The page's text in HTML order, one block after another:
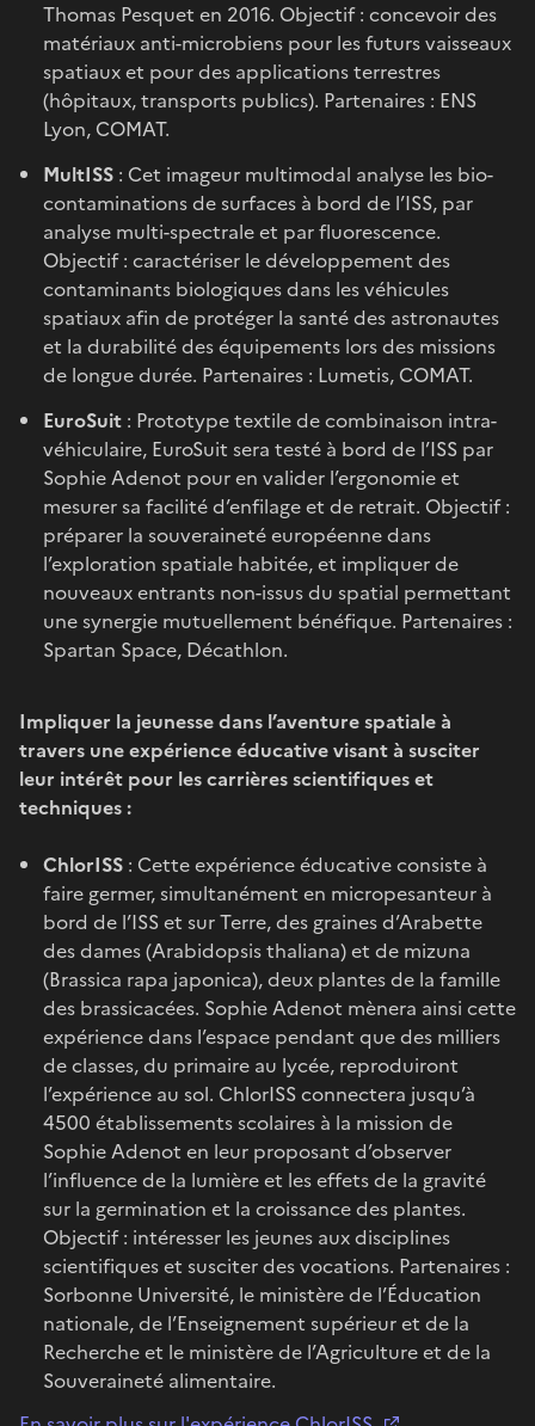
Thomas Pesquet en 2016. Objectif : concevoir des
matériaux anti-microbiens pour les futurs vaisseaux
spatiaux et pour des applications terrestres
(hôpitaux, transports publics). Partenaires : ENS
Lyon, COMAT.
MultISS : Cet imageur multimodal analyse les bio-
contaminations de surfaces à bord de l’ISS, par
analyse multi-spectrale et par fluorescence.
Objectif : caractériser le développement des
contaminants biologiques dans les véhicules
spatiaux afin de protéger la santé des astronautes
et la durabilité des équipements lors des missions
de longue durée. Partenaires : Lumetis, COMAT.
EuroSuit : Prototype textile de combinaison intra-
véhiculaire, EuroSuit sera testé à bord de l’ISS par
Sophie Adenot pour en valider l’ergonomie et
mesurer sa facilité d’enfilage et de retrait. Objectif :
préparer la souveraineté européenne dans
l’exploration spatiale habitée, et impliquer de
nouveaux entrants non-issus du spatial permettant
une synergie mutuellement bénéfique. Partenaires :
Spartan Space, Décathlon.
Impliquer la jeunesse dans l’aventure spatiale à
travers une expérience éducative visant à susciter
leur intérêt pour les carrières scientifiques et
techniques :
ChlorISS : Cette expérience éducative consiste à
faire germer, simultanément en micropesanteur à
bord de l’ISS et sur Terre, des graines d’Arabette
des dames (Arabidopsis thaliana) et de mizuna
(Brassica rapa japonica), deux plantes de la famille
des brassicacées. Sophie Adenot mènera ainsi cette
expérience dans l’espace pendant que des milliers
de classes, du primaire au lycée, reproduiront
l’expérience au sol. ChlorISS connectera jusqu’à
4500 établissements scolaires à la mission de
Sophie Adenot en leur proposant d’observer
l’influence de la lumière et les effets de la gravité
sur la germination et la croissance des plantes.
Objectif : intéresser les jeunes aux disciplines
scientifiques et susciter des vocations. Partenaires :
Sorbonne Université, le ministère de l’Éducation
nationale, de l’Enseignement supérieur et de la
Recherche et le ministère de l’Agriculture et de la
Souveraineté alimentaire.